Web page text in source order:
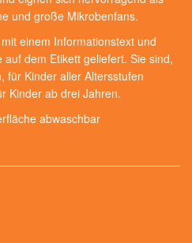
und große Mikrobenfans.
einem Informationstext und
dem Etikett geliefert. Sie sind,
für Kinder aller Altersstufen
Kinder ab drei Jahren.
abwaschbar